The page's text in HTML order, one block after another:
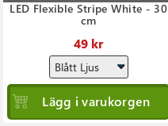
LED Flexible Stripe White - 30
cm
49 kr
Lägg i varukorgen